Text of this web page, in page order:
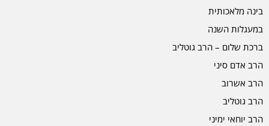
בינה מלאכותית
במעגלות השנה
ברכת שלום – הרב גוטליב
הרב אדם סיני
הרב אשרוב
הרב גוטליב
הרב יוחאי ימיני